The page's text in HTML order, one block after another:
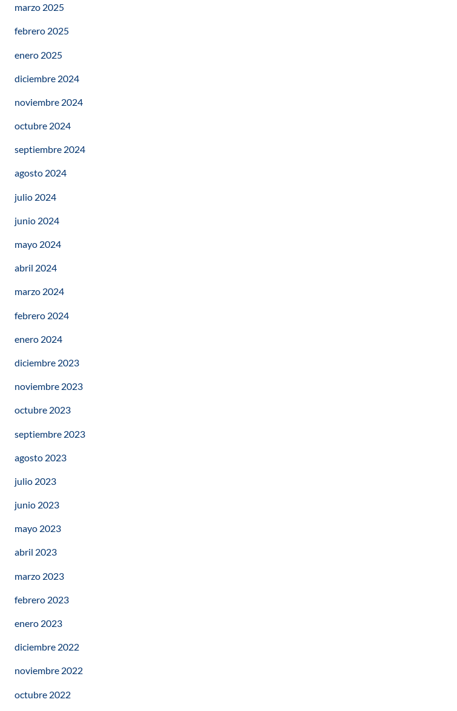
marzo 2025
febrero 2025
enero 2025
diciembre 2024
noviembre 2024
octubre 2024
septiembre 2024
agosto 2024
julio 2024
junio 2024
mayo 2024
abril 2024
marzo 2024
febrero 2024
enero 2024
diciembre 2023
noviembre 2023
octubre 2023
septiembre 2023
agosto 2023
julio 2023
junio 2023
mayo 2023
abril 2023
marzo 2023
febrero 2023
enero 2023
diciembre 2022
noviembre 2022
octubre 2022